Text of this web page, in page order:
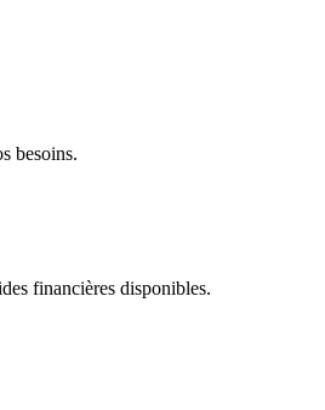
besoins.
financières disponibles.